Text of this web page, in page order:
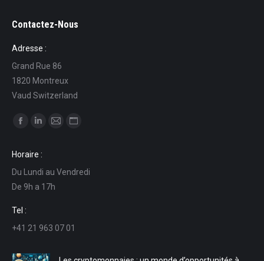
Contactez-Nous
Adresse :
Grand Rue 86
1820 Montreux
Vaud Switzerland
Trouvez nous sur :
Facebook
s'ouvre
dans
une
LinkedIn
s'ouvre
dans
mail Web
Horaire :
Du Lundi au Vendredi
De 9h a 17h
Tel :
+41 21 963 07 01